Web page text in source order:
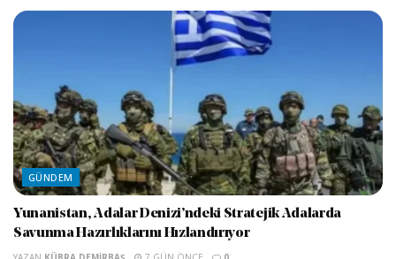
GÜNDEM
Yunanistan, Adalar Denizi’ndeki Stratejik Adalarda
Savunma Hazırlıklarını Hızlandırıyor